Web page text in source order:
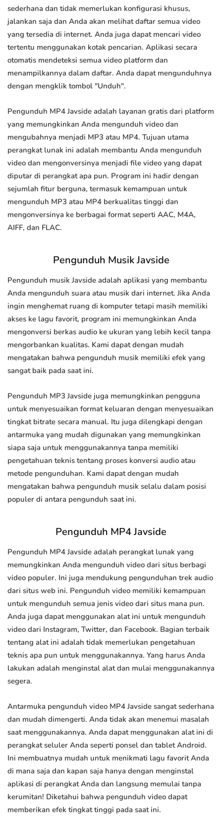
sederhana dan tidak memerlukan konfigurasi khusus,
jalankan saja dan Anda akan melihat daftar semua video
yang tersedia di internet. Anda juga dapat mencari video
tertentu menggunakan kotak pencarian. Aplikasi secara
otomatis mendeteksi semua video platform dan
menampilkannya dalam daftar. Anda dapat mengunduhnya
dengan mengklik tombol "Unduh".
Pengunduh MP4 Javside adalah layanan gratis dari platform
yang memungkinkan Anda mengunduh video dan
mengubahnya menjadi MP3 atau MP4. Tujuan utama
perangkat lunak ini adalah membantu Anda mengunduh
video dan mengonversinya menjadi file video yang dapat
diputar di perangkat apa pun. Program ini hadir dengan
sejumlah fitur berguna, termasuk kemampuan untuk
mengunduh MP3 atau MP4 berkualitas tinggi dan
mengonversinya ke berbagai format seperti AAC, M4A,
AIFF, dan FLAC.
Pengunduh Musik Javside
Pengunduh musik Javside adalah aplikasi yang membantu
Anda mengunduh suara atau musik dari internet. Jika Anda
ingin menghemat ruang di komputer tetapi masih memiliki
akses ke lagu favorit, program ini memungkinkan Anda
mengonversi berkas audio ke ukuran yang lebih kecil tanpa
mengorbankan kualitas. Kami dapat dengan mudah
mengatakan bahwa pengunduh musik memiliki efek yang
sangat baik pada saat ini.
Pengunduh MP3 Javside juga memungkinkan pengguna
untuk menyesuaikan format keluaran dengan menyesuaikan
tingkat bitrate secara manual. Itu juga dilengkapi dengan
antarmuka yang mudah digunakan yang memungkinkan
siapa saja untuk menggunakannya tanpa memiliki
pengetahuan teknis tentang proses konversi audio atau
metode pengunduhan. Kami dapat dengan mudah
mengatakan bahwa pengunduh musik selalu dalam posisi
populer di antara pengunduh saat ini.
Pengunduh MP4 Javside
Pengunduh MP4 Javside adalah perangkat lunak yang
memungkinkan Anda mengunduh video dari situs berbagi
video populer. Ini juga mendukung pengunduhan trek audio
dari situs web ini. Pengunduh video memiliki kemampuan
untuk mengunduh semua jenis video dari situs mana pun.
Anda juga dapat menggunakan alat ini untuk mengunduh
video dari Instagram, Twitter, dan Facebook. Bagian terbaik
tentang alat ini adalah tidak memerlukan pengetahuan
teknis apa pun untuk menggunakannya. Yang harus Anda
lakukan adalah menginstal alat dan mulai menggunakannya
segera.
Antarmuka pengunduh video MP4 Javside sangat sederhana
dan mudah dimengerti. Anda tidak akan menemui masalah
saat menggunakannya. Anda dapat menggunakan alat ini di
perangkat seluler Anda seperti ponsel dan tablet Android.
Ini membuatnya mudah untuk menikmati lagu favorit Anda
di mana saja dan kapan saja hanya dengan menginstal
aplikasi di perangkat Anda dan langsung memulai tanpa
kerumitan! Diketahui bahwa pengunduh video dapat
memberikan efek tingkat tinggi pada saat ini.